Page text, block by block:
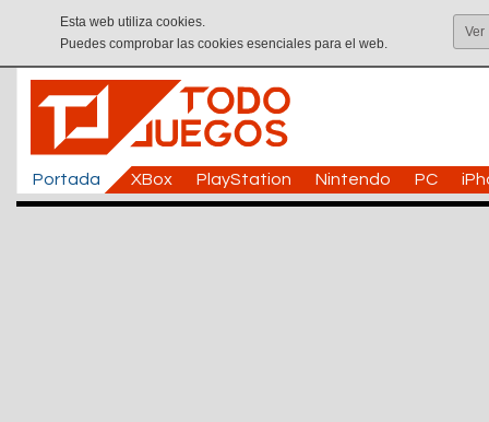
Esta web utiliza cookies.
Puedes comprobar las cookies esenciales para el web.
Ver
Portada XBox PlayStation Nintendo PC